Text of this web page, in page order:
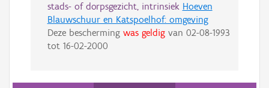
stads- of dorpsgezicht, intrinsiek Hoeven
Blauwschuur en Katspoelhof: omgeving
Deze bescherming was geldigvan 02-08-1993
tot 16-02-2000